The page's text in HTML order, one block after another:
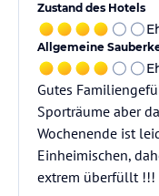
Zustand des Hotels
Allgemeine
Gutes
Sporträume aber
Wochenende ist
Einheimischen,